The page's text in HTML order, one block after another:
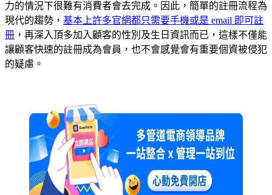
力的情況下很難有消費者會去完成。因此，簡單的註冊流程為
現代的趨勢， 基本上許多官網都只需要手機或是 email 即可註
冊 ，再深入頂多加入顧客的性別及生日資訊而已，這樣不僅能
讓顧客快速的註冊成為會員，也不會感覺會有重要個資被侵犯
的疑慮。